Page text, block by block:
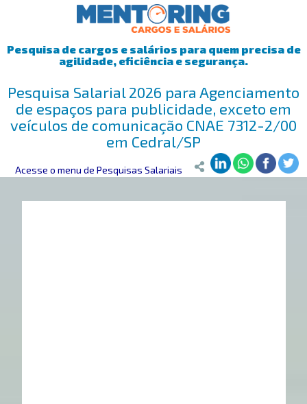
Pesquisa de cargos e salários para quem precisa de
agilidade, eficiência e segurança.
Pesquisa Salarial 2026 para Agenciamento
de espaços para publicidade, exceto em
veículos de comunicação CNAE 7312-2/00
em Cedral/SP
Mentoring>Pesquisa Salarial>Cedral/SP> Agenciamento de
Acesse o menu de Pesquisas Salariais